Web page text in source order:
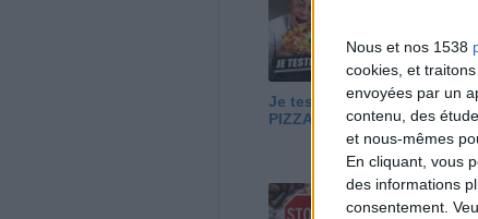
Nous et nos 1538
cookies, et
envoyées par un
contenu, des
et nous-mêmes
En cliquant, vous
des informations
consentement.
Je teste la MEILLEURE
PIZZA du MONDE !